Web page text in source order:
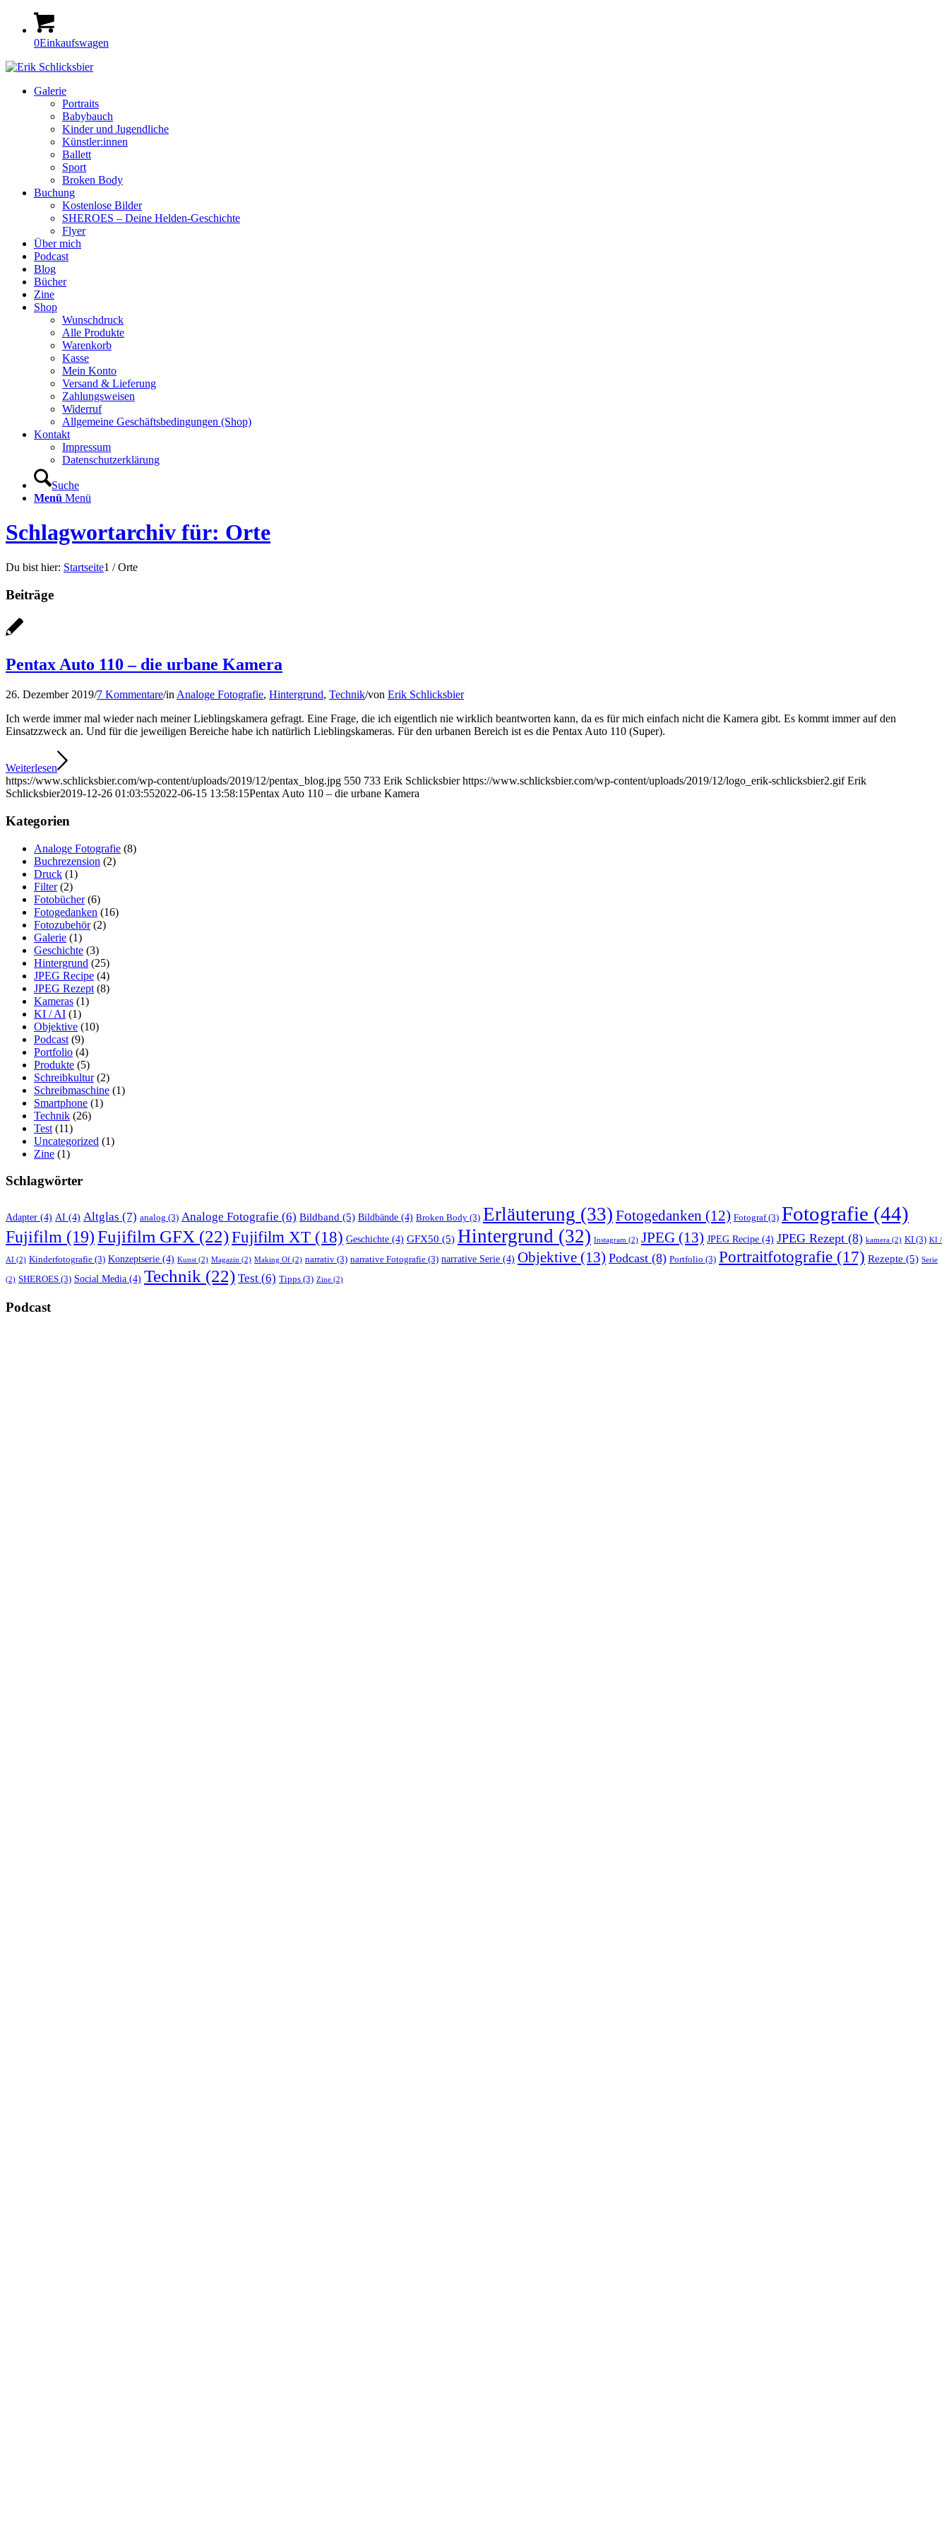
0Einkaufswagen
Galerie
Portraits
Babybauch
Kinder und Jugendliche
Künstler:innen
Ballett
Sport
Broken Body
Buchung
Kostenlose Bilder
SHEROES – Deine Helden-Geschichte
Flyer
Über mich
Podcast
Blog
Bücher
Zine
Shop
Wunschdruck
Alle Produkte
Warenkorb
Kasse
Mein Konto
Versand & Lieferung
Zahlungsweisen
Widerruf
Allgemeine Geschäftsbedingungen (Shop)
Kontakt
Impressum
Datenschutzerklärung
Suche
Menü Menü
Schlagwortarchiv für: Orte
Du bist hier: Startseite1 / Orte
Beiträge
Pentax Auto 110 – die urbane Kamera
26. Dezember 2019/7 Kommentare/in Analoge Fotografie, Hintergrund, Technik/von Erik Schlicksbier
Ich werde immer mal wieder nach meiner Lieblingskamera gefragt. Eine Frage, die ich eigentlich nie wirklich beantworten kann, da es für mich einfach nicht die Kamera gibt. Es kommt immer auf den
Einsatzzweck an. Und für die jeweiligen Bereiche habe ich natürlich Lieblingskameras. Für den urbanen Bereich ist es die Pentax Auto 110 (Super).
Weiterlesen
https://www.schlicksbier.com/wp-content/uploads/2019/12/pentax_blog.jpg 550 733 Erik Schlicksbier https://www.schlicksbier.com/wp-content/uploads/2019/12/logo_erik-schlicksbier2.gif Erik
Schlicksbier2019-12-26 01:03:552022-06-15 13:58:15Pentax Auto 110 – die urbane Kamera
Kategorien
Analoge Fotografie (8)
Buchrezension (2)
Druck (1)
Filter(2)
Fotobücher(6)
Fotogedanken (16)
Fotozubehör(2)
Galerie (1)
Geschichte (3)
Hintergrund (25)
JPEG Recipe (4)
JPEG Rezept (8)
Kameras (1)
KI / AI (1)
Objektive (10)
Podcast (9)
Portfolio (4)
Produkte (5)
Schreibkultur(2)
Schreibmaschine (1)
Smartphone (1)
Technik (26)
Test (11)
Uncategorized (1)
Zine (1)
Schlagwörter
Adapter (4) AI (4) Altglas (7) analog (3) Analoge Fotografie (6) Bildband (5) Bildbände (4) Broken Body (3) Erläuterung (33) Fotogedanken (12) Fotograf(3) Fotografie (44)
Fujifilm (19)Fujifilm GFX (22)Fujifilm XT (18) Geschichte (4) GFX50 (5) Hintergrund (32) Instagram (2) JPEG (13) JPEG Recipe (4) JPEG Rezept (8) kamera (2) KI (3) KI /
AI (2) Kinderfotografie (3) Konzeptserie (4) Kunst (2) Magazin (2) Making Of (2) narrativ (3) narrative Fotografie (3) narrative Serie (4) Objektive (13) Podcast (8) Portfolio (3) Portraitfotografie (17) Rezepte (5) Serie
(2) SHEROES (3) Social Media (4) Technik (22) Test (6) Tipps (3) Zine (2)
Podcast